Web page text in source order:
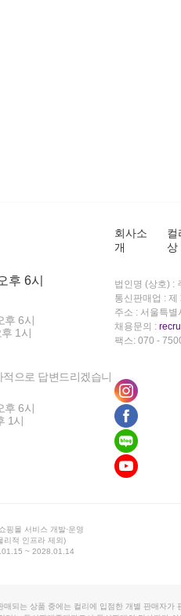
후 6시
후 6시
1시
으로 답변드리겠습니
후 6시
1시
회사소
개
컬
상
법인명 (상호) :
통신판매업 :
주소 : 서울특
채용문의 :
팩스: 070 -
핑몰 서비스 개발·운영
리적 인프라 제외)
~ 2028.01.14
매되는 상품 중에는 컬리에 입점한 개별 판매자가